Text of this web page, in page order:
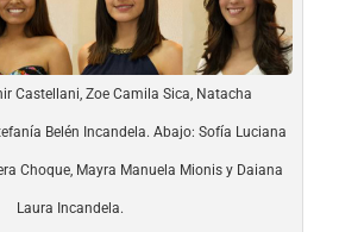
Castellani, Zoe Camila Sica, Natacha
Belén Incandela. Abajo: Sofía Luciana
Choque, Mayra Manuela Mionis y Daiana
Laura Incandela.